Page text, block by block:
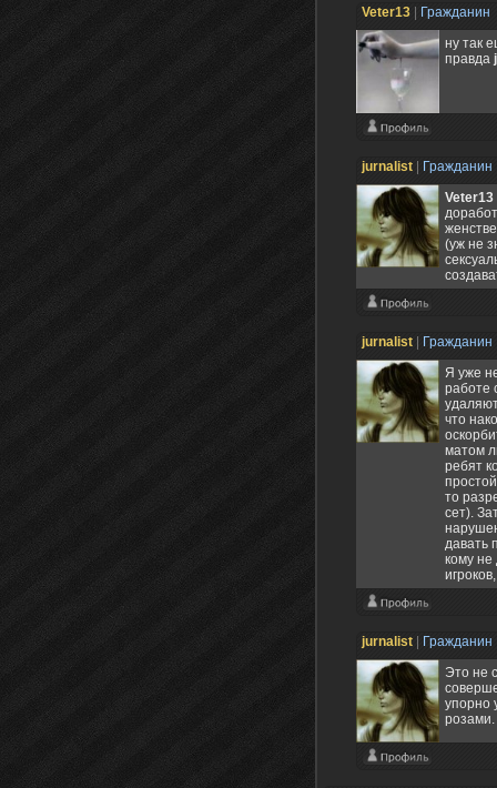
Veter13 Гражданин
ну так
правда
jurnalist Гражданин
Veter13
(уж не
jurnalist Гражданин
Я уже
работе
что
матом
ребят
то
сет).
давать
кому не
jurnalist Гражданин
Это не
упорно
розами.